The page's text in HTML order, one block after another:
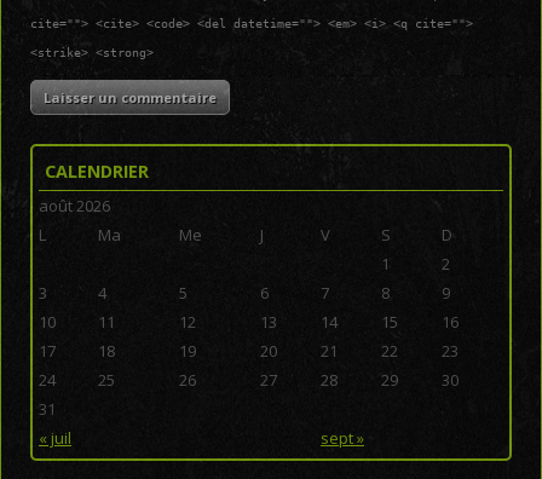
cite=""> <cite> <code> <del datetime=""> <em> <i> <q cite="">
<strike> <strong>
CALENDRIER
août 2026
L
Ma Me J V S D
« juil sept »
1
2
3
4 5 6 7 8
9
10
11 12 13 14 15
16
17
18 19 20 21 22
23
24
25 26 27 28 29
30
31